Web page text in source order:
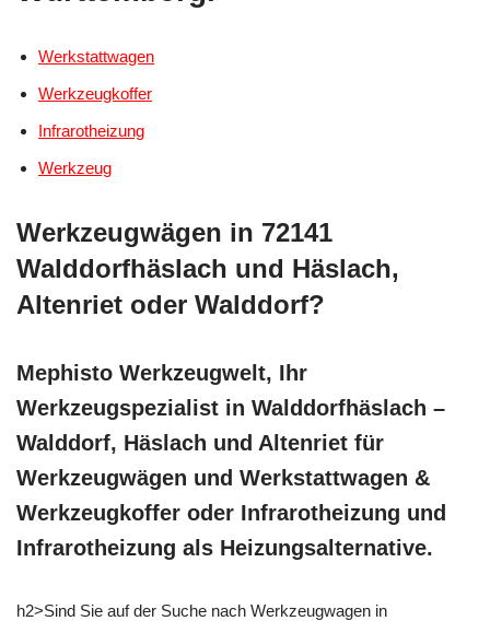
Werkstattwagen
Werkzeugkoffer
Infrarotheizung
Werkzeug
Werkzeugwägen in 72141
Walddorfhäslach und Häslach,
Altenriet oder Walddorf?
Mephisto Werkzeugwelt, Ihr
Werkzeugspezialist in Walddorfhäslach –
Walddorf, Häslach und Altenriet für
Werkzeugwägen und Werkstattwagen &
Werkzeugkoffer oder Infrarotheizung und
Infrarotheizung als Heizungsalternative.
h2>Sind Sie auf der Suche nach Werkzeugwagen in